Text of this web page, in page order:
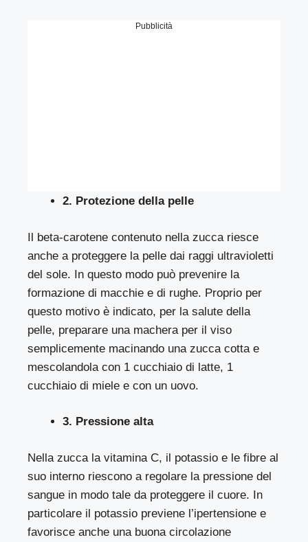
Pubblicità
2. Protezione della pelle
Il beta-carotene contenuto nella zucca riesce
anche a proteggere la pelle dai raggi ultravioletti
del sole. In questo modo può prevenire la
formazione di macchie e di rughe. Proprio per
questo motivo è indicato, per la salute della
pelle, preparare una machera per il viso
semplicemente macinando una zucca cotta e
mescolandola con 1 cucchiaio di latte, 1
cucchiaio di miele e con un uovo.
3. Pressione alta
Nella zucca la vitamina C, il potassio e le fibre al
suo interno riescono a regolare la pressione del
sangue in modo tale da proteggere il cuore. In
particolare il potassio previene l’ipertensione e
favorisce anche una buona circolazione